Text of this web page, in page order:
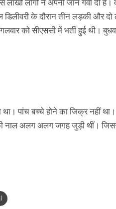
लोगों ने अपनी जाने गंवा दी है।
डिलीवरी के दौरान तीन लड़की और
को सीएससी में भर्ती हुई थी।
था। पांच बच्चे होने का जिक्र नहीं
अलग अलग जगह जुड़ी थीं।